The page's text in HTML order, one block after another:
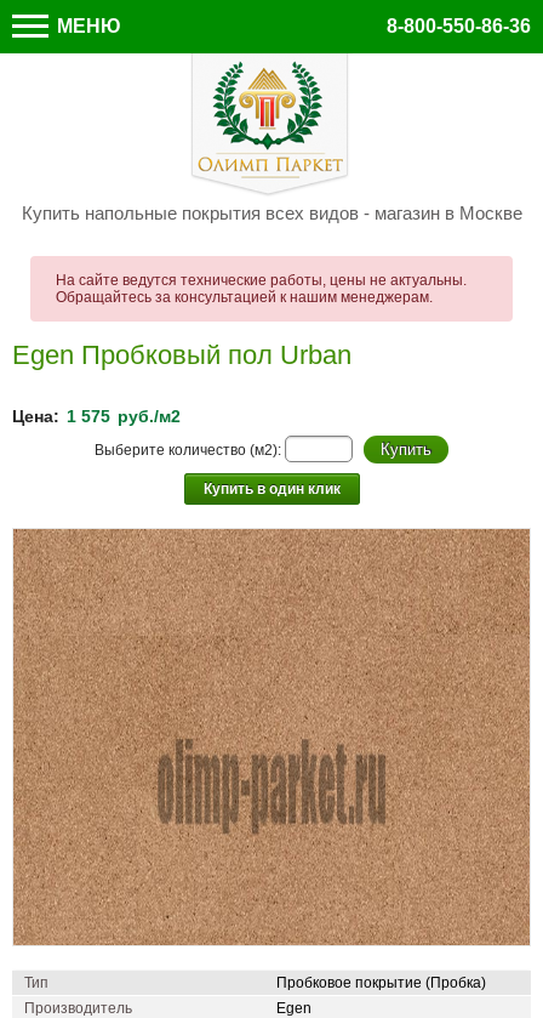
МЕНЮ 8-800-550-86-36
Купить напольные покрытия всех видов - магазин в Москве
На сайте ведутся технические работы, цены не актуальны.
Обращайтесь за консультацией к нашим менеджерам.
Egen Пробковый пол Urban
Цена: 1 575 руб./м2
Выберите количество (м2):
Купить в один клик
Тип
Пробковое покрытие (Пробка)
Производитель
Egen